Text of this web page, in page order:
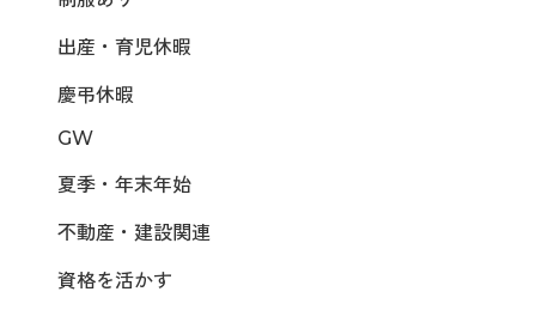
出産・育児休暇
慶弔休暇
GW
夏季・年末年始
不動産・建設関連
資格を活かす